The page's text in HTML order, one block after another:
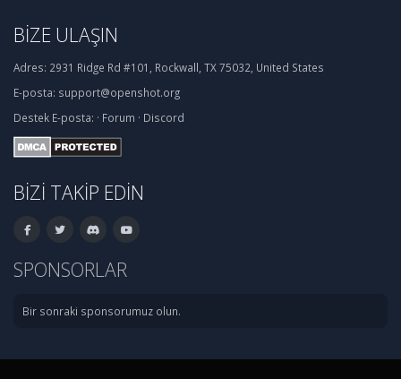
BIZE ULAŞIN
Adres: 2931 Ridge Rd #101, Rockwall, TX 75032, United States
E-posta: support@openshot.org
Destek E-posta: · Forum · Discord
BIZI TAKIP EDIN
SPONSORLAR
Bir sonraki sponsorumuz olun.